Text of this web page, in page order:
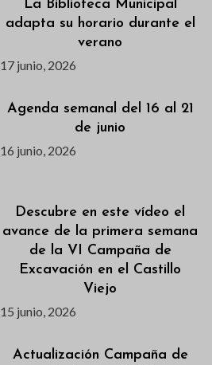
La Biblioteca Municipal
adapta su horario durante el
verano
17 junio, 2026
Agenda semanal del 16 al 21
de junio
16 junio, 2026
Descubre en este vídeo el
avance de la primera semana
de la VI Campaña de
Excavación en el Castillo
Viejo
15 junio, 2026
Actualización Campaña de